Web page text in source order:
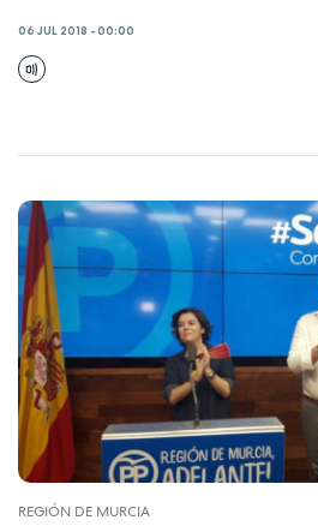
06 JUL 2018 - 00:00
REGIÓN DE MURCIA